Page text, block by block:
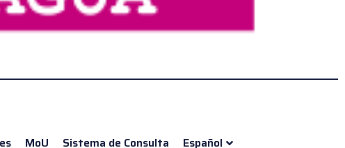
MoU Sistema de Consulta Español